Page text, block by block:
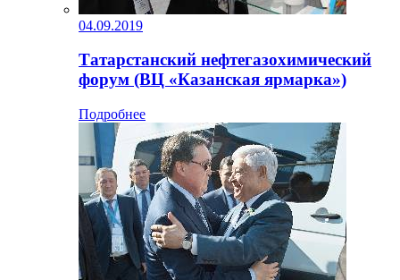
04.09.2019
Татарстанский нефтегазохимический
форум (ВЦ «Казанская ярмарка»)
Подробнее